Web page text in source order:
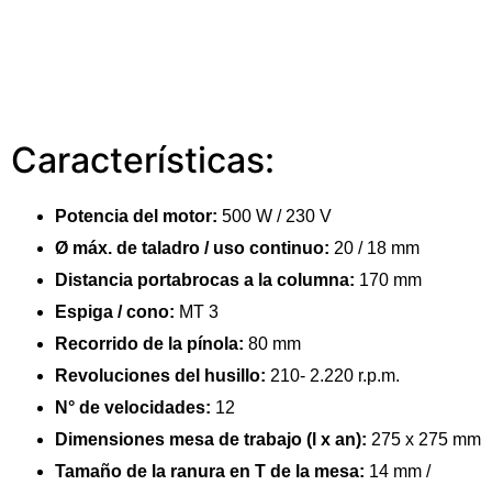
Características:
Potencia del motor: 500 W / 230 V
Ø máx. de taladro / uso continuo: 20 / 18 mm
Distancia portabrocas a la columna: 170 mm
Espiga / cono: MT 3
Recorrido de la pínola: 80 mm
Revoluciones del husillo: 210- 2.220 r.p.m.
N° de velocidades: 12
Dimensiones mesa de trabajo (l x an): 275 x 275 mm
Tamaño de la ranura en T de la mesa: 14 mm /